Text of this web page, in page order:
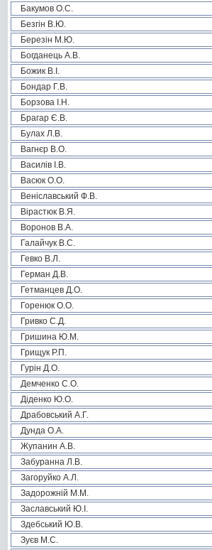
Бакумов О.С.
Безгін В.Ю.
Березін М.Ю.
Богданець А.В.
Божик В.І.
Бондар Г.В.
Борзова І.Н.
Брагар Є.В.
Булах Л.В.
Вагнєр В.О.
Василів І.В.
Васюк О.О.
Веніславський Ф.В.
Вірастюк В.Я.
Воронов В.А.
Галайчук В.С.
Гевко В.Л.
Герман Д.В.
Гетманцев Д.О.
Горенюк О.О.
Гривко С.Д.
Гришина Ю.М.
Грищук Р.П.
Гурін Д.О.
Демченко С.О.
Діденко Ю.О.
Драбовський А.Г.
Дунда О.А.
Жупанин А.В.
Забуранна Л.В.
Загоруйко А.Л.
Задорожній М.М.
Заславський Ю.І.
Здебський Ю.В.
Зуєв М.С.